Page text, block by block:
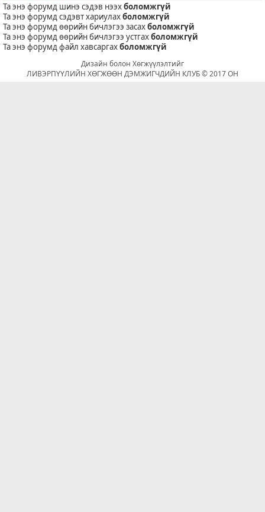
Та энэ форумд шинэ сэдэв нээхболомжгүй
Та энэ форумд сэдэвт хариулахболомжгүй
Та энэ форумд өөрийн бичлэгээ засахболомжгүй
Та энэ форумд өөрийн бичлэгээ устгахболомжгүй
Та энэ форумд файл хавсаргахболомжгүй
Дизайн болон Хөгжүүлэлтийг
ЛИВЭРПҮҮЛИЙН ХӨГЖӨӨН ДЭМЖИГЧДИЙН КЛУБ © 2017 ОН